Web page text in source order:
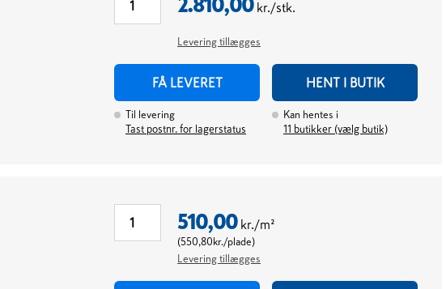
2.810,00 kr./stk.
Levering tillægges
FÅ LEVERET HENT I BUTIK
Til levering
Tast postnr. for lagerstatus
Kan hentes i
11 butikker (vælg butik)
510,00 kr./m²
(550,80kr./plade)
Levering tillægges